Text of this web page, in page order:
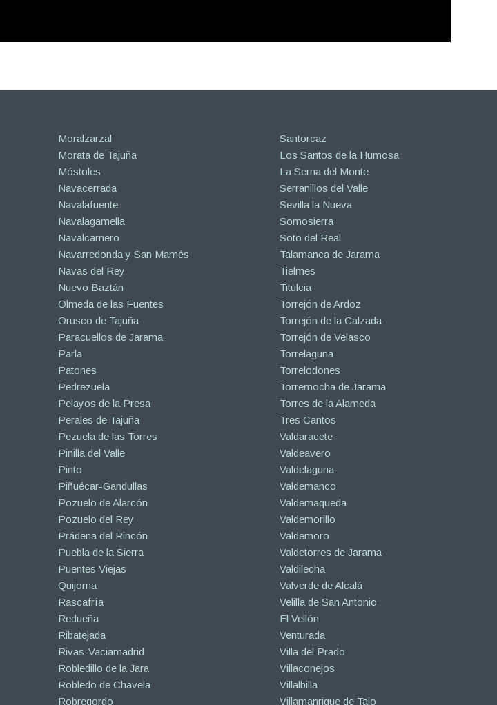
Moralzarzal
Morata de Tajuña
Móstoles
Navacerrada
Navalafuente
Navalagamella
Navalcarnero
Navarredonda y San Mamés
Navas del Rey
Nuevo Baztán
Olmeda de las Fuentes
Orusco de Tajuña
Paracuellos de Jarama
Parla
Patones
Pedrezuela
Pelayos de la Presa
Perales de Tajuña
Pezuela de las Torres
Pinilla del Valle
Pinto
Piñuécar-Gandullas
Pozuelo de Alarcón
Pozuelo del Rey
Prádena del Rincón
Puebla de la Sierra
Puentes Viejas
Quijorna
Rascafría
Redueña
Ribatejada
Rivas-Vaciamadrid
Robledillo de la Jara
Robledo de Chavela
Robregordo
Santorcaz
Los Santos de la Humosa
La Serna del Monte
Serranillos del Valle
Sevilla la Nueva
Somosierra
Soto del Real
Talamanca de Jarama
Tielmes
Titulcia
Torrejón de Ardoz
Torrejón de la Calzada
Torrejón de Velasco
Torrelaguna
Torrelodones
Torremocha de Jarama
Torres de la Alameda
Tres Cantos
Valdaracete
Valdeavero
Valdelaguna
Valdemanco
Valdemaqueda
Valdemorillo
Valdemoro
Valdetorres de Jarama
Valdilecha
Valverde de Alcalá
Velilla de San Antonio
El Vellón
Venturada
Villa del Prado
Villaconejos
Villalbilla
Villamanrique de Tajo